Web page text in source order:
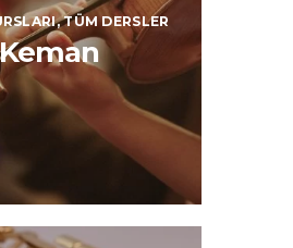
TÜM DERSLER
Keman